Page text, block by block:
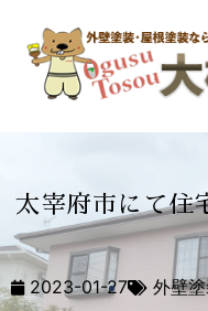
太宰府市にて住
2023-01-27 外壁